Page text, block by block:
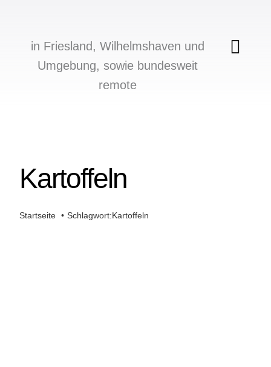
springenin Friesland, Wilhelmshaven und
Umgebung, sowie bundesweit
remote
Aktuelles
Downloads
Kartoffeln
Startseite Schlagwort:Kartoffeln